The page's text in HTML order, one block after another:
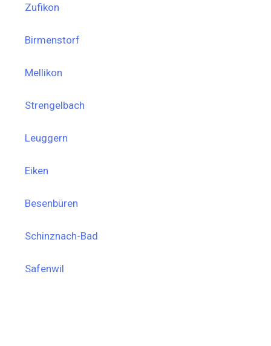
Zufikon
Birmenstorf
Mellikon
Strengelbach
Leuggern
Eiken
Besenbüren
Schinznach-Bad
Safenwil